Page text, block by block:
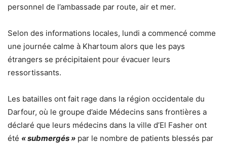
personnel de l’ambassade par route, air et mer.
Selon des informations locales, lundi a commencé comme
une journée calme à Khartoum alors que les pays
étrangers se précipitaient pour évacuer leurs
ressortissants.
Les batailles ont fait rage dans la région occidentale du
Darfour, où le groupe d’aide Médecins sans frontières a
déclaré que leurs médecins dans la ville d’El Fasher ont
été « submergés » par le nombre de patients blessés par